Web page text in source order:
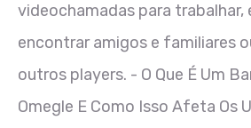
videochamadas para trabalhar,
encontrar amigos e familiares
outros players. -⁣ O Que É Um
Omegle E Como Isso Afeta Os